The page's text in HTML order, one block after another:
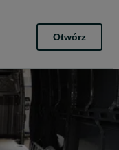
Otwórz